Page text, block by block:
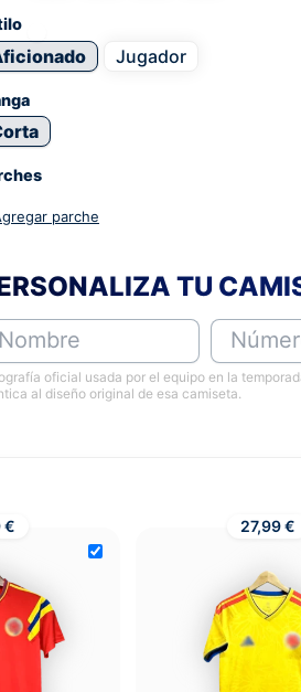
Jugador
parche
TU
Nombre
oficial usada por el equipo en la
al diseño original de esa camiseta.
€ 27,99 €